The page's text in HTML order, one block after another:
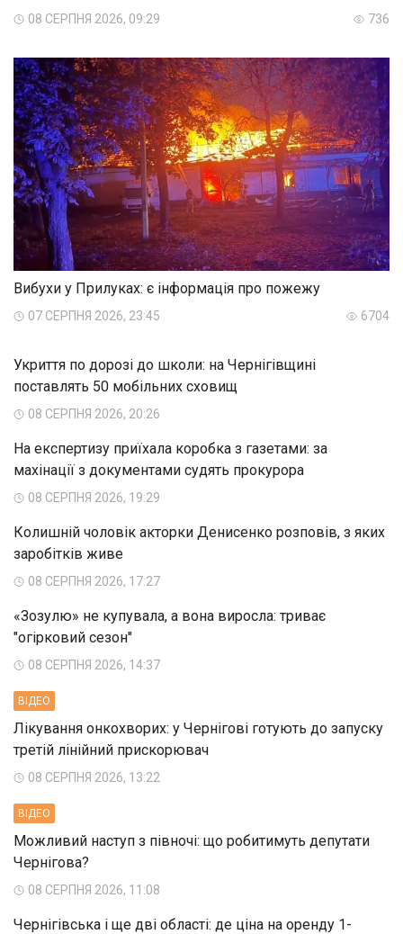
08 СЕРПНЯ 2026, 09:29 736
Вибухи у Прилуках: є інформація про пожежу
07 СЕРПНЯ 2026, 23:45 6704
Укриття по дорозі до школи: на Чернігівщині
поставлять 50 мобільних сховищ
08 СЕРПНЯ 2026, 20:26
На експертизу приїхала коробка з газетами: за
махінації з документами судять прокурора
08 СЕРПНЯ 2026, 19:29
Колишній чоловік акторки Денисенко розповів, з яких
заробітків живе
08 СЕРПНЯ 2026, 17:27
«Зозулю» не купувала, а вона виросла: триває
"огірковий сезон"
08 СЕРПНЯ 2026, 14:37
ВIДЕО
Лікування онкохворих: у Чернігові готують до запуску
третій лінійний прискорювач
08 СЕРПНЯ 2026, 13:22
ВIДЕО
Можливий наступ з півночі: що робитимуть депутати
Чернігова?
08 СЕРПНЯ 2026, 11:08
Чернігівська і ще дві області: де ціна на оренду 1-